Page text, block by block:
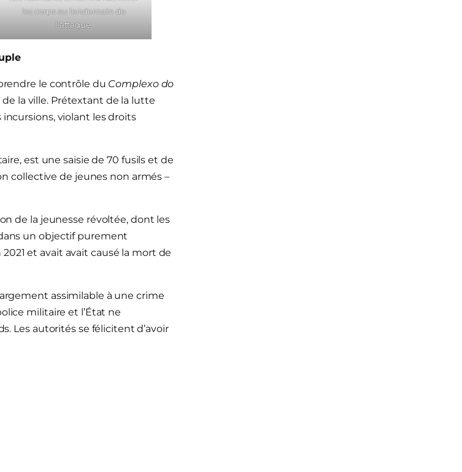
les corps au lendemain de
l’attaque.
le contrôle du Complexo do
la ville. Prétextant de la lutte
violant les droits
est une saisie de 70 fusils et de
collective de jeunes non armés –
de la jeunesse révoltée, dont les
un objectif purement
et avait avait causé la mort de
assimilable à une crime
militaire et l’État ne
Les autorités se félicitent d’avoir